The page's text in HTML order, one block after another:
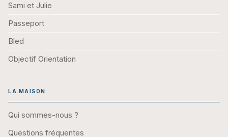
Sami et Julie
Passeport
Bled
Objectif Orientation
LA MAISON
Qui sommes-nous ?
Questions fréquentes